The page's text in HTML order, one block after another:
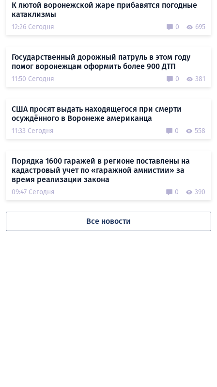
К лютой воронежской жаре прибавятся погодные
катаклизмы
12:26 Сегодня 0 695
Государственный дорожный патруль в этом году
помог воронежцам оформить более 900 ДТП
11:50 Сегодня 0 381
США просят выдать находящегося при смерти
осуждённого в Воронеже американца
11:33 Сегодня 0 558
Порядка 1600 гаражей в регионе поставлены на
кадастровый учет по «гаражной амнистии» за
время реализации закона
09:47 Сегодня 0 390
Все новости